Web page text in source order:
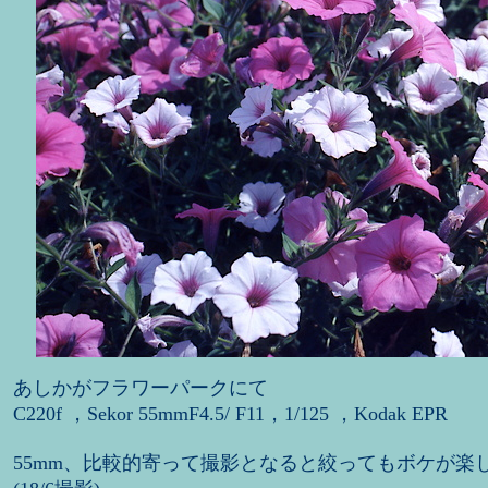
あしかがフラワーパークにて
C220f ，Sekor 55mmF4.5/ F11，1/125 ，Kodak EPR
55mm、比較的寄って撮影となると絞ってもボケが楽